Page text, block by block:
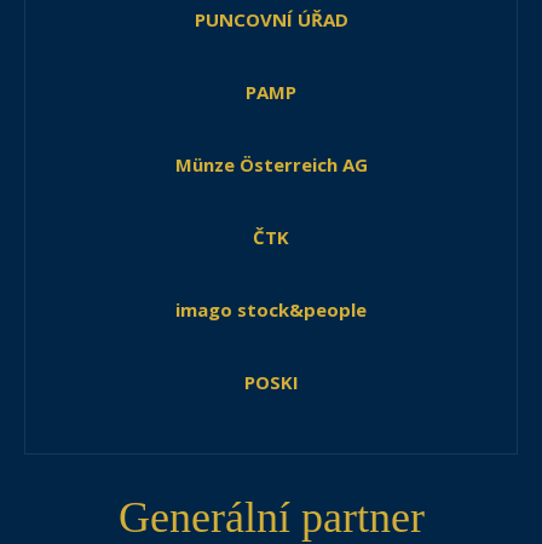
PUNCOVNÍ ÚŘAD
PAMP
Münze Österreich AG
ČTK
imago stock&people
POSKI
Generální partner